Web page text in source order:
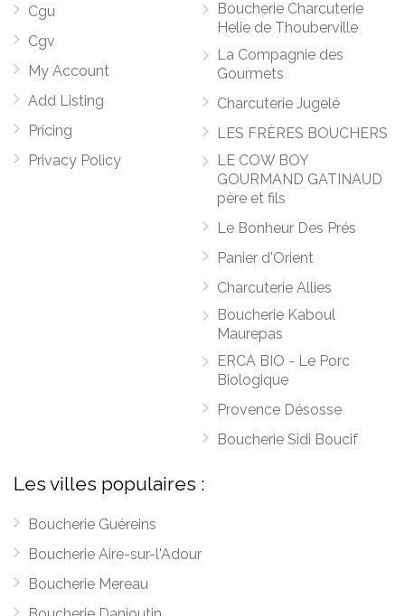
Cgu
Cgv
My Account
Add Listing
Pricing
Privacy Policy
Boucherie Charcuterie
Helie de Thouberville
La Compagnie des
Gourmets
Charcuterie Jugelé
LES FRÈRES BOUCHERS
LE COW BOY
GOURMAND GATINAUD
père et fils
Le Bonheur Des Prés
Panier d'Orient
Charcuterie Allies
Boucherie Kaboul
Maurepas
ERCA BIO - Le Porc
Biologique
Provence Désosse
Boucherie Sidi Boucif
Les villes populaires :
Boucherie Guéreins
Boucherie Aire-sur-l'Adour
Boucherie Mereau